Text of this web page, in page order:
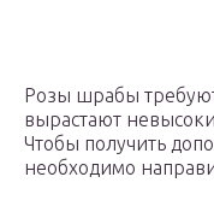
Розы шрабы
вырастают
Чтобы получить
необходимо